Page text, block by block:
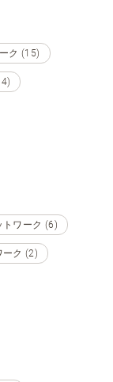
ク (15)
トワーク (6)
ーク (2)